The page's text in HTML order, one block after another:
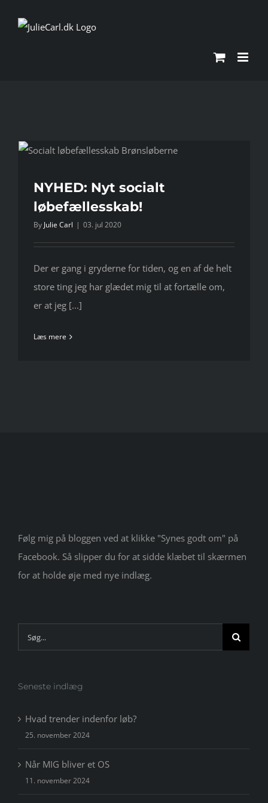
NYHED: Nyt socialt
løbefællesskab!
By Julie Carl | 03. jul 2020
Der er gang i gryderne for tiden, og en af de helt
store ting jeg har glædet mig til at fortælle om,
er at jeg [...]
Læs mere
Følg mig på bloggen ved at klikke "Synes godt om" på
Facebook. Så slipper du for at sidde klæbet til skærmen
for at holde øje med nye indlæg.
Søg
efter:
Seneste indlæg
Hvad trender indenfor løb?
25. november 2024
Når MIG bliver et OS
11. november 2024